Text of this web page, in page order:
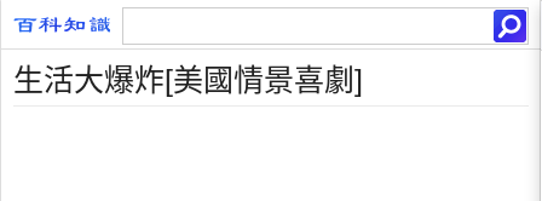
生活大爆炸[美國情景喜劇]